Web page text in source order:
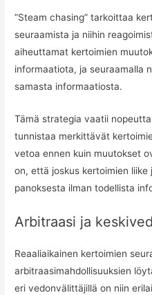
”Steam chasing” tarkoittaa
seuraamista ja niihin
aiheuttamat kertoimien
informaatiota, ja seuraamalla
samasta informaatiosta.
Tämä strategia vaatii
tunnistaa merkittävät
vetoa ennen kuin muutokset
on, että joskus kertoimien
panoksesta ilman todellista
Arbitraasi ja
Reaaliaikainen kertoimien
arbitraasimahdollisuuksien
eri vedonvälittäjillä on niin